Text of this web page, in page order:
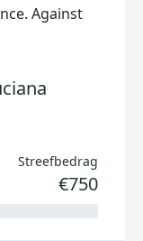
Against
Streefbedrag
€750